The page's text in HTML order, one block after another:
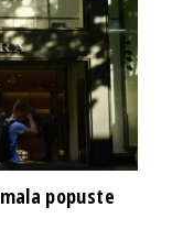
popuste